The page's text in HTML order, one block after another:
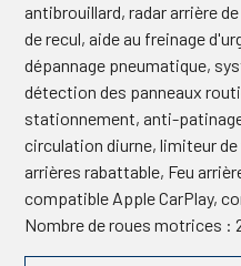
antibrouillard, radar arrière
de recul, aide au freinage
dépannage pneumatique,
détection des panneaux
stationnement, anti-
circulation diurne, limiteur
arrières rabattable, Feu
compatible Apple CarPlay,
Nombre de roues motrices :